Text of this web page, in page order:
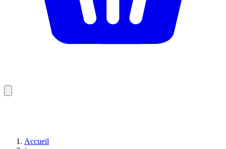
Accueil